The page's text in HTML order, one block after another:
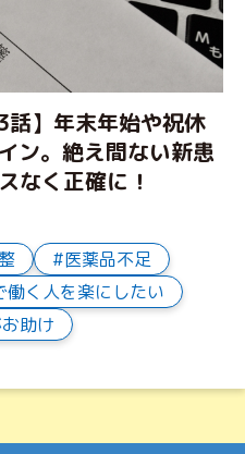
話】年末年始や祝休
ン。絶え間ない新患
なく正確に！
医薬品不足
働く人を楽にしたい
助け